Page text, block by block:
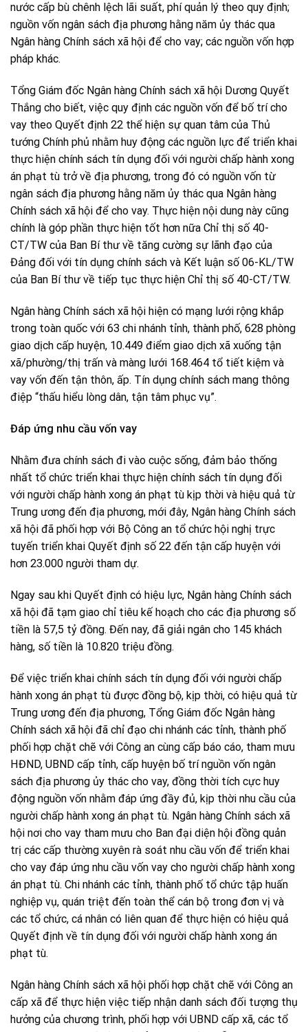
nước cấp bù chênh lệch lãi suất, phí quản lý theo quy định;
nguồn vốn ngân sách địa phương hằng năm ủy thác qua
Ngân hàng Chính sách xã hội để cho vay; các nguồn vốn hợp
pháp khác.
Tổng Giám đốc Ngân hàng Chính sách xã hội Dương Quyết
Thắng cho biết, việc quy định các nguồn vốn để bố trí cho
vay theo Quyết định 22 thể hiện sự quan tâm của Thủ
tướng Chính phủ nhằm huy động các nguồn lực để triển khai
thực hiện chính sách tín dụng đối với người chấp hành xong
án phạt tù trở về địa phương, trong đó có nguồn vốn từ
ngân sách địa phương hằng năm ủy thác qua Ngân hàng
Chính sách xã hội để cho vay. Thực hiện nội dung này cũng
chính là góp phần thực hiện tốt hơn nữa Chỉ thị số 40-
CT/TW của Ban Bí thư về tăng cường sự lãnh đạo của
Đảng đối với tín dụng chính sách và Kết luận số 06-KL/TW
của Ban Bí thư về tiếp tục thực hiện Chỉ thị số 40-CT/TW.
Ngân hàng Chính sách xã hội hiện có mạng lưới rộng khắp
trong toàn quốc với 63 chi nhánh tỉnh, thành phố, 628 phòng
giao dịch cấp huyện, 10.449 điểm giao dịch xã xuống tận
xã/phường/thị trấn và màng lưới 168.464 tổ tiết kiệm và
vay vốn đến tận thôn, ấp. Tín dụng chính sách mang thông
điệp “thấu hiểu lòng dân, tận tâm phục vụ”.
Đáp ứng nhu cầu vốn vay
Nhằm đưa chính sách đi vào cuộc sống, đảm bảo thống
nhất tổ chức triển khai thực hiện chính sách tín dụng đối
với người chấp hành xong án phạt tù kịp thời và hiệu quả từ
Trung ương đến địa phương, mới đây, Ngân hàng Chính sách
xã hội đã phối hợp với Bộ Công an tổ chức hội nghị trực
tuyến triển khai Quyết định số 22 đến tận cấp huyện với
hơn 23.000 người tham dự.
Ngay sau khi Quyết định có hiệu lực, Ngân hàng Chính sách
xã hội đã tạm giao chỉ tiêu kế hoạch cho các địa phương số
tiền là 57,5 tỷ đồng. Đến nay, đã giải ngân cho 145 khách
hàng, số tiền là 10.820 triệu đồng.
Để việc triển khai chính sách tín dụng đối với người chấp
hành xong án phạt tù được đồng bộ, kịp thời, có hiệu quả từ
Trung ương đến địa phương, Tổng Giám đốc Ngân hàng
Chính sách xã hội đã chỉ đạo chi nhánh các tỉnh, thành phố
phối hợp chặt chẽ với Công an cùng cấp báo cáo, tham mưu
HĐND, UBND cấp tỉnh, cấp huyện bố trí nguồn vốn ngân
sách địa phương ủy thác cho vay, đồng thời tích cực huy
động nguồn vốn nhằm đáp ứng đầy đủ, kịp thời nhu cầu của
người chấp hành xong án phạt tù. Ngân hàng Chính sách xã
hội nơi cho vay tham mưu cho Ban đại diện hội đồng quản
trị các cấp thường xuyên rà soát nhu cầu vốn để triển khai
cho vay đáp ứng nhu cầu vốn vay cho người chấp hành xong
án phạt tù. Chi nhánh các tỉnh, thành phố tổ chức tập huấn
nghiệp vụ, quán triệt đến toàn thể cán bộ trong đơn vị và
các tổ chức, cá nhân có liên quan để thực hiện có hiệu quả
Quyết định về tín dụng đối với người chấp hành xong án
phạt tù.
Ngân hàng Chính sách xã hội phối hợp chặt chẽ với Công an
cấp xã để thực hiện việc tiếp nhận danh sách đối tượng thụ
hưởng của chương trình, phối hợp với UBND cấp xã, các tổ